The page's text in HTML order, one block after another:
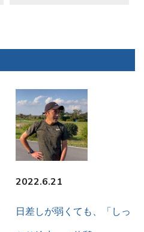
2022.6.21
日差しが弱くても、「しっ